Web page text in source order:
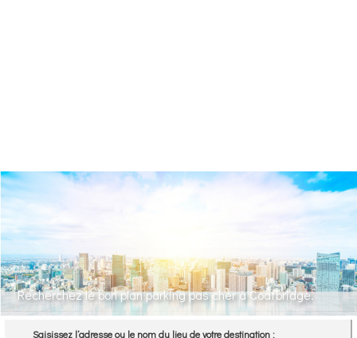
Recherchez le bon plan parking pas cher à Coatbridge.
Saisissez l’adresse ou le nom du lieu de votre destination :